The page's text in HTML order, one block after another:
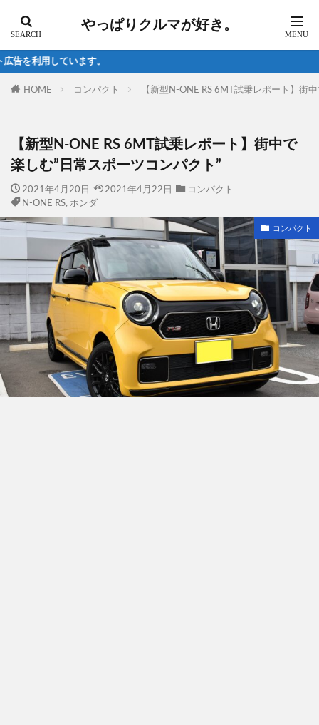
やっぱりクルマが好き。
HOME コンパクト 【新型N-ONE RS 6MT試乗レポート】街
【新型N-ONE RS 6MT試乗レポート】街中で
楽しむ”日常スポーツコンパクト”
2021年4月20日 2021年4月22日
コンパクト
N-ONE RS, ホンダ
コンパクト